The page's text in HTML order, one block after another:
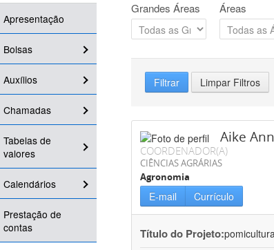
Apresentação
Bolsas
Auxílios
Chamadas
Tabelas de
valores
Calendários
Prestação de
contas
Grandes Áreas Áreas
Filtrar Limpar Filtros
Aike
COORDENADOR(A)
CIÊNCIAS AGRÁRIAS
Agronomia
E-mail Currículo
Título do Projeto: